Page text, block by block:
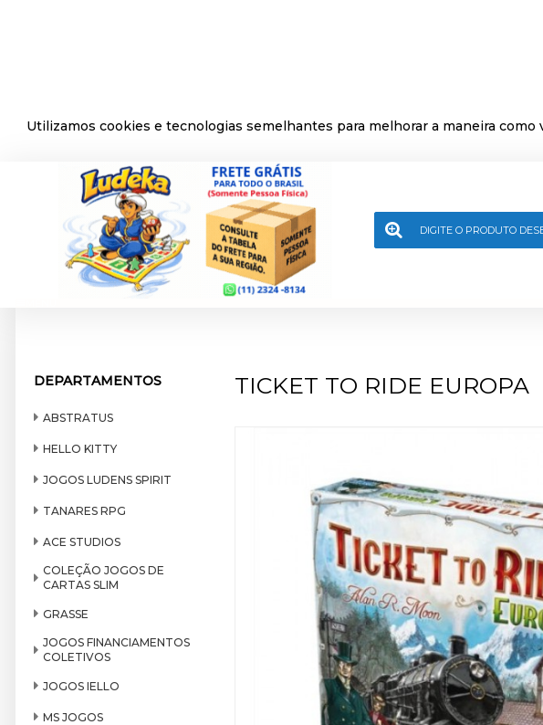
Utilizamos cookies e tecnologias semelhantes para melhorar a maneira
DEPARTAMENTOS
ABSTRATUS
HELLO KITTY
JOGOS LUDENS SPIRIT
TANARES RPG
ACE STUDIOS
COLEÇÃO JOGOS DE
CARTAS SLIM
GRASSE
JOGOS FINANCIAMENTOS
COLETIVOS
JOGOS IELLO
MS JOGOS
TICKET TO RIDE EUROPA